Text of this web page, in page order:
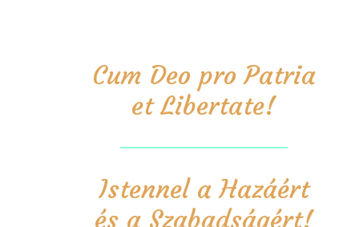
Cum Deo pro Patria
et Libertate!
Istennel a Hazáért
és a Szabadságért!